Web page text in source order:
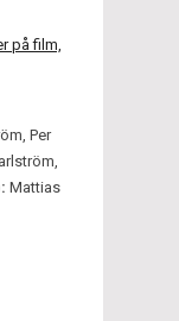
på film,
Per
Mattias